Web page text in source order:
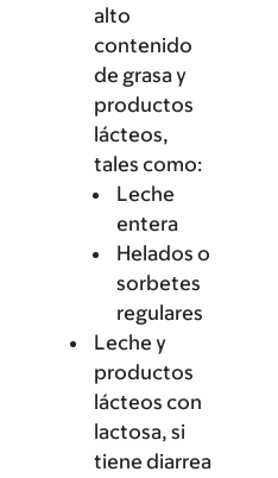
alto
contenido
de grasa y
productos
lácteos,
tales como:
Leche
entera
Helados o
sorbetes
regulares
Leche y
productos
lácteos con
lactosa, si
tiene diarrea